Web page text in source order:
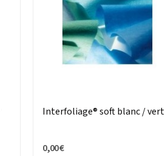
Interfoliage® soft blanc / vert
0,00 €